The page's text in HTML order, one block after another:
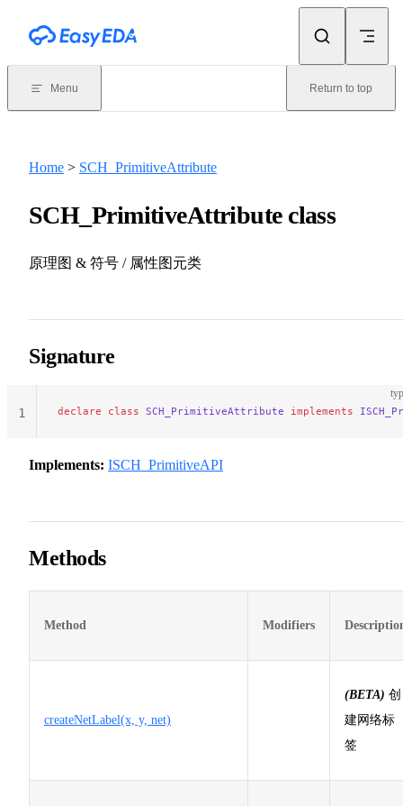
Menu Return to top
Home > SCH_PrimitiveAttribute
SCH_PrimitiveAttribute class
原理图 & 符号 / 属性图元类
Signature
declare class SCH_PrimitiveAttribute implements
1
Implements: ISCH_PrimitiveAPI
Methods
Method Modifiers
createNetLabel(x, y, net)
(BETA) 创
建网络标
签